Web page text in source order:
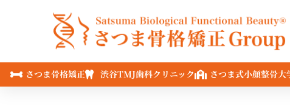
ッ
さつま骨格矯正 渋谷TMJ歯科クリニック さつま式小顔整骨大